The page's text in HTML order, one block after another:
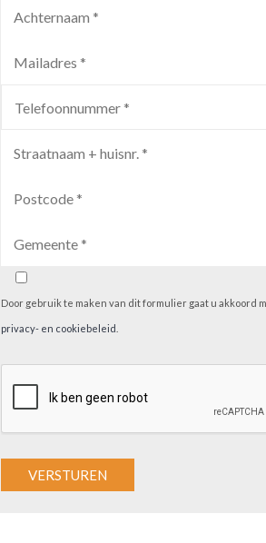
Door gebruik te maken van dit formulier gaat u akkoord
privacy- en cookiebeleid